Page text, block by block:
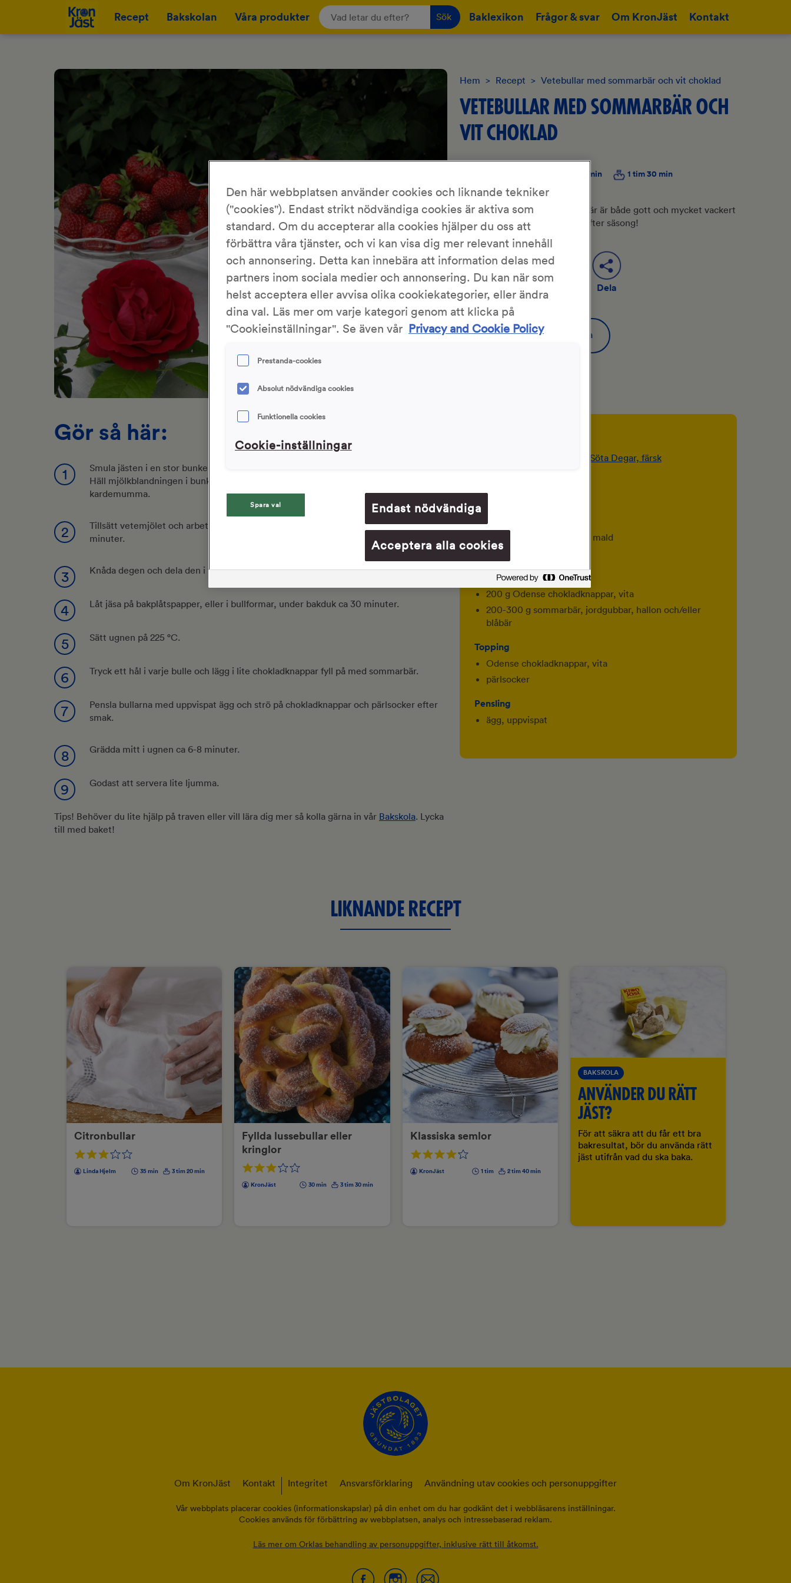
Recept Bakskolan Våra produkter Sök Baklexikon Frågor & svar Om KronJäst Kontakt
Hem > Recept > Vetebullar med sommarbär och vit choklad
VETEBULLAR MED SOMMARBÄR OCH
VIT CHOKLAD
30 min 1 tim 30 min
Vit choklad och goda sommarbär är både gott och mycket vackert
att servera. Variera gärna bär efter säsong!
Skriv ut Spara Dela
3.61/5
Gör så här:
1
Smula jästen i en stor bunke. Smält smöret och häll i mjölken, värm till ca 25 °C.
Häll mjölkblandningen i bunken och rör tills jästen smält. Tillsätt socker, salt och
kardemumma.
2
Tillsätt vetemjölet och arbeta ihop till en smidig deg. Låt jäsa under bakduk ca 30
minuter.
3 Knåda degen och dela den i två delar. Forma 12 bullar av varje del.
4 Låt jäsa på bakplåtspapper, eller i bullformar, under bakduk ca 30 minuter.
5 Sätt ugnen på 225 °C.
6 Tryck ett hål i varje bulle och lägg i lite chokladknappar fyll på med sommarbär.
7
Pensla bullarna med uppvispat ägg och strö på chokladknappar och pärlsocker efter
smak.
8 Grädda mitt i ugnen ca 6-8 minuter.
9 Godast att servera lite ljumma.
Tips! Behöver du lite hjälp på traven eller vill lära dig mer så kolla gärna in vår Bakskola. Lycka
till med baket!
KronJäst för Söta Degar, färsk
3 g (1/2 tsk) salt
6 g (2 tsk) kardemumma, mald
840 g (ca 14 dl) vetemjöl
Fyllning
200 g Odense chokladknappar, vita
200-300 g sommarbär, jordgubbar, hallon och/eller
blåbär
Topping
Odense chokladknappar, vita
pärlsocker
Pensling
ägg, uppvispat
LIKNANDE RECEPT
Citronbullar
Linda Hjelm 35 min 3 tim 20 min
Fyllda lussebullar eller
kringlor
KronJäst 30 min 3 tim 30 min
Klassiska semlor
KronJäst 1 tim 2 tim 40 min
BAKSKOLA
ANVÄNDER DU RÄTT
JÄST?
För att säkra att du får ett bra
bakresultat, bör du använda rätt
jäst utifrån vad du ska baka.
Om KronJäst Kontakt Integritet Ansvarsförklaring Användning utav cookies och personuppgifter
Vår webbplats placerar cookies (informationskapslar) på din enhet om du har godkänt det i webbläsarens inställningar.
Cookies används för förbättring av webbplatsen, analys och intressebaserad reklam.
Läs mer om Orklas behandling av personuppgifter, inklusive rätt till åtkomst.
Den här webbplatsen använder cookies och liknande tekniker
("cookies"). Endast strikt nödvändiga cookies är aktiva som
standard. Om du accepterar alla cookies hjälper du oss att
förbättra våra tjänster, och vi kan visa dig mer relevant innehåll
och annonsering. Detta kan innebära att information delas med
partners inom sociala medier och annonsering. Du kan när som
helst acceptera eller avvisa olika cookiekategorier, eller ändra
dina val. Läs mer om varje kategori genom att klicka på
"Cookieinställningar". Se även vår Privacy and Cookie Policy
Prestanda-cookies
Absolut nödvändiga cookies
Funktionella cookies
Cookie-inställningar
Spara val Endast nödvändiga
Acceptera alla cookies